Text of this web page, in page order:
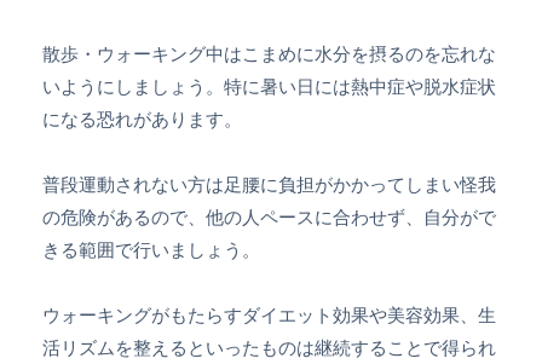
散歩・ウォーキング中はこまめに水分を摂るのを忘れな
いようにしましょう。特に暑い日には熱中症や脱水症状
になる恐れがあります。
普段運動されない方は足腰に負担がかかってしまい怪我
の危険があるので、他の人ペースに合わせず、自分がで
きる範囲で行いましょう。
ウォーキングがもたらすダイエット効果や美容効果、生
活リズムを整えるといったものは継続することで得られ